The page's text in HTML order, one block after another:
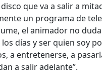
que va a salir a
un programa de
el animador no
días y ser quien soy
a entretenerse, a
a salir adelante”.